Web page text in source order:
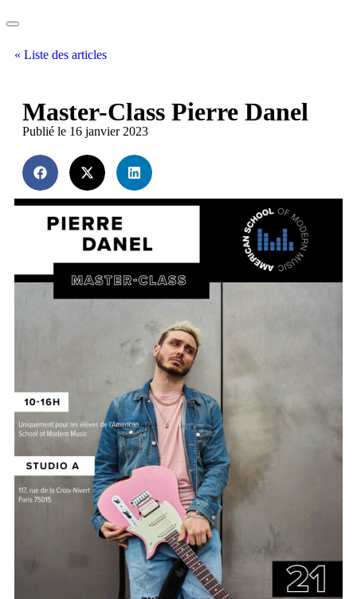
« Liste des articles
Master-Class Pierre Danel
Publié le 16 janvier 2023